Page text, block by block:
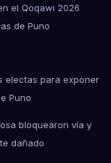
el Qoqawi 2026
de Puno
electas para exponer
Puno
bloquearon vía y
dañado